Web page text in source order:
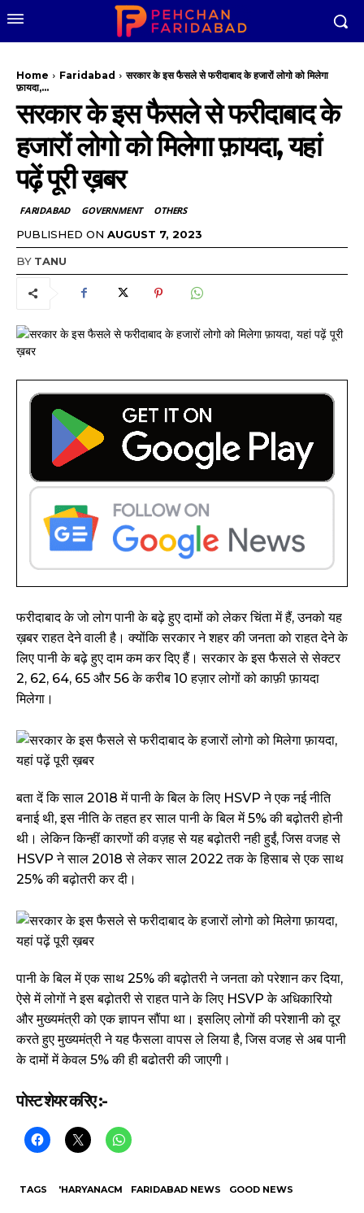
Home Faridabad
सरकार के इस फैसले से फरीदाबाद के हजारों लोगो को मिलेगा
फ़ायदा,...
सरकार के इस फैसले से फरीदाबाद के
हजारों लोगो को मिलेगा फ़ायदा, यहां
पढ़ें पूरी ख़बर
FARIDABAD GOVERNMENT OTHERS
PUBLISHED ON AUGUST 7, 2023
BY TANU
फरीदाबाद के जो लोग पानी के बढ़े हुए दामों को लेकर चिंता में हैं, उनको यह
ख़बर राहत देने वाली है। क्योंकि सरकार ने शहर की जनता को राहत देने के
लिए पानी के बढ़े हुए दाम कम कर दिए हैं। सरकार के इस फैसले से सेक्टर
2, 62, 64, 65 और 56 के करीब 10 हज़ार लोगों को काफ़ी फ़ायदा
मिलेगा।
बता दें कि साल 2018 में पानी के बिल के लिए HSVP ने एक नई नीति
बनाई थी, इस नीति के तहत हर साल पानी के बिल में 5% की बढ़ोतरी होनी
थी। लेकिन किन्हीं कारणों की वज़ह से यह बढ़ोतरी नही हुईं, जिस वजह से
HSVP ने साल 2018 से लेकर साल 2022 तक के हिसाब से एक साथ
25% की बढ़ोतरी कर दी।
पानी के बिल में एक साथ 25% की बढ़ोतरी ने जनता को परेशान कर दिया,
ऐसे में लोगों ने इस बढ़ोतरी से राहत पाने के लिए HSVP के अधिकारियो
और मुख्यमंत्री को एक ज्ञापन सौंपा था। इसलिए लोगों की परेशानी को दूर
करते हुए मुख्यमंत्री ने यह फैसला वापस ले लिया है, जिस वजह से अब पानी
के दामों में केवल 5% की ही बढोतरी की जाएगी।
पोस्ट शेयर करिए :-
TAGS 'HARYANACM FARIDABAD NEWS GOOD NEWS